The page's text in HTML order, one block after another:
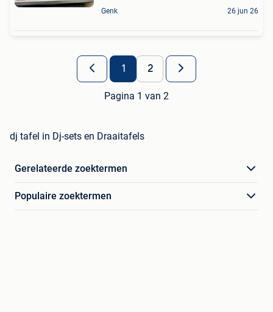
Genk 26 jun 26
1 2
Pagina 1 van 2
dj tafel in Dj-sets en Draaitafels
Gerelateerde zoektermen
Populaire zoektermen